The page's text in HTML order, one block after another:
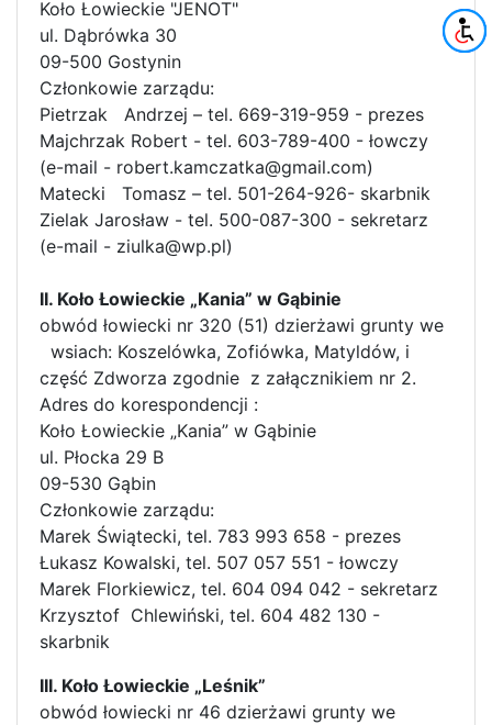
Koło Łowieckie "JENOT"
ul. Dąbrówka 30
09-500 Gostynin
Członkowie zarządu:
Pietrzak Andrzej – tel. 669-319-959 - prezes
Majchrzak Robert - tel. 603-789-400 - łowczy
(e-mail - robert.kamczatka@gmail.com)
Matecki Tomasz – tel. 501-264-926- skarbnik
Zielak Jarosław - tel. 500-087-300 - sekretarz
(e-mail - ziulka@wp.pl)
II. Koło Łowieckie „Kania” w Gąbinie
obwód łowiecki nr 320 (51) dzierżawi grunty we
wsiach: Koszelówka, Zofiówka, Matyldów, i
część Zdworza zgodnie z załącznikiem nr 2.
Adres do korespondencji :
Koło Łowieckie „Kania” w Gąbinie
ul. Płocka 29 B
09-530 Gąbin
Członkowie zarządu:
Marek Świątecki, tel. 783 993 658 - prezes
Łukasz Kowalski, tel. 507 057 551 - łowczy
Marek Florkiewicz, tel. 604 094 042 - sekretarz
Krzysztof Chlewiński, tel. 604 482 130 -
skarbnik
III. Koło Łowieckie „Leśnik”
obwód łowiecki nr 46 dzierżawi grunty we